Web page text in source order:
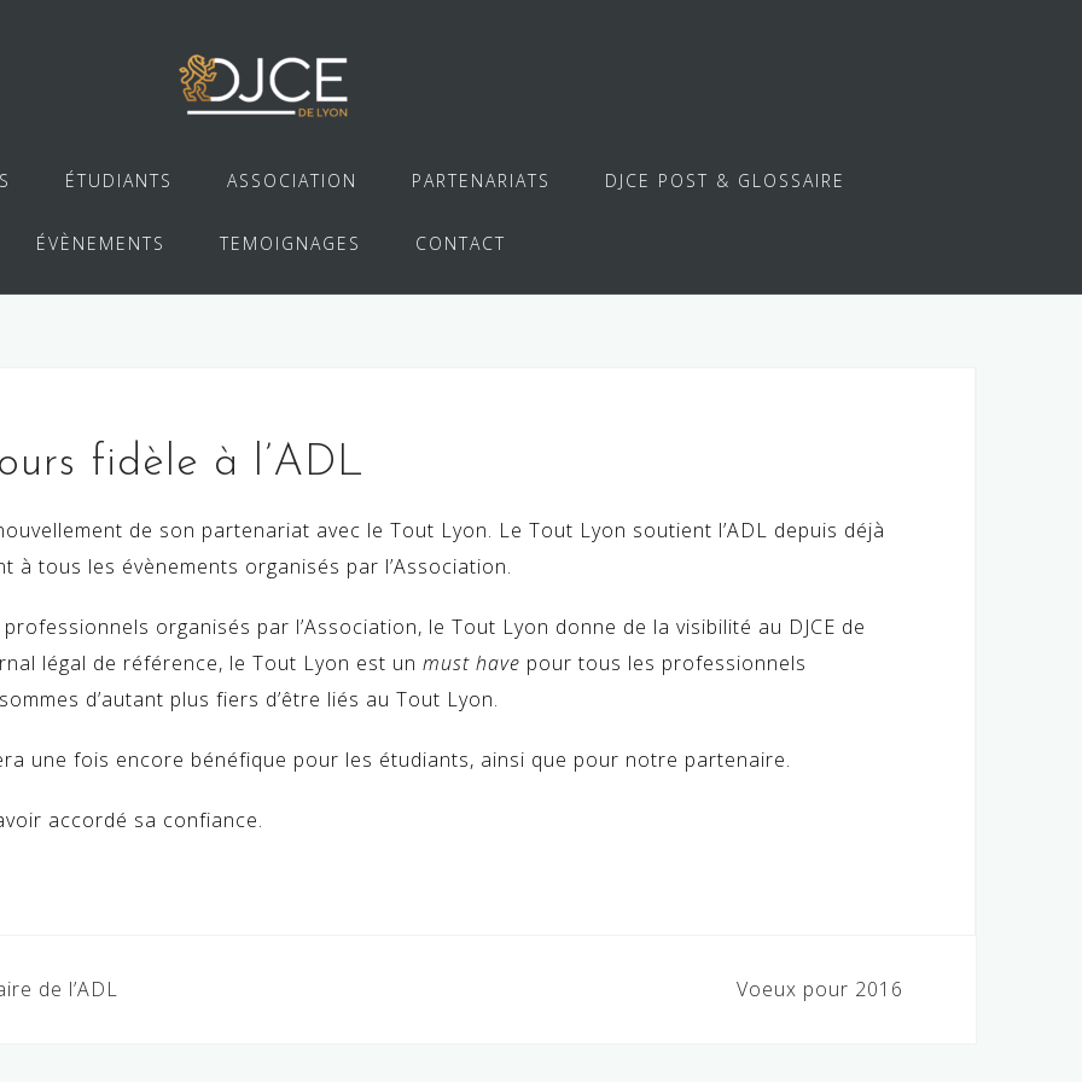
ÉTUDIANTS ASSOCIATION PARTENARIATS DJCE POST & GLOSSAIRE
ÉVÈNEMENTS TEMOIGNAGES CONTACT
fidèle à l’ADL
de son partenariat avec le Tout Lyon. Le Tout Lyon soutient l’ADL depuis déjà
à tous les évènements organisés par l’Association.
organisés par l’Association, le Tout Lyon donne de la visibilité au DJCE de
légal de référence, le Tout Lyon est un must have pour tous les professionnels
d’autant plus fiers d’être liés au Tout Lyon.
une fois encore bénéfique pour les étudiants, ainsi que pour notre partenaire.
accordé sa confiance.
de l’ADL Voeux pour 2016